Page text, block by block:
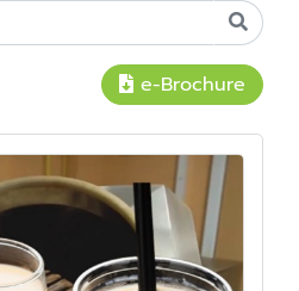
e-Brochure